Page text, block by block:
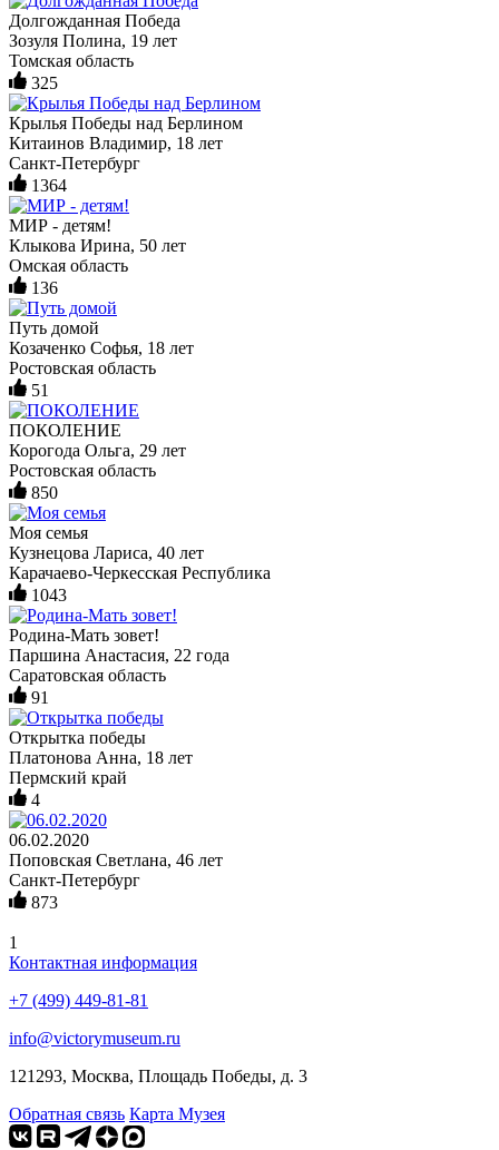
Долгожданная Победа
Зозуля Полина, 19 лет
Томская область
325
Крылья Победы над Берлином
Китаинов Владимир, 18 лет
Санкт-Петербург
1364
МИР - детям!
Клыкова Ирина, 50 лет
Омская область
136
Путь домой
Козаченко Софья, 18 лет
Ростовская область
51
ПОКОЛЕНИЕ
Корогода Ольга, 29 лет
Ростовская область
850
Моя семья
Кузнецова Лариса, 40 лет
Карачаево-Черкесская Республика
1043
Родина-Мать зовет!
Паршина Анастасия, 22 года
Саратовская область
91
Открытка победы
Платонова Анна, 18 лет
Пермский край
4
06.02.2020
Поповская Светлана, 46 лет
Санкт-Петербург
873
1
Контактная информация
+7 (499) 449-81-81
info@victorymuseum.ru
121293, Москва, Площадь Победы, д. 3
Обратная связь Карта Музея